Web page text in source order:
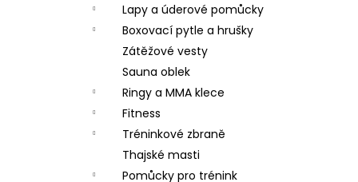
Lapy a úderové pomůcky
Boxovací pytle a hrušky
Zátěžové vesty
Sauna oblek
Ringy a MMA klece
Fitness
Tréninkové zbraně
Thajské masti
Pomůcky pro trénink